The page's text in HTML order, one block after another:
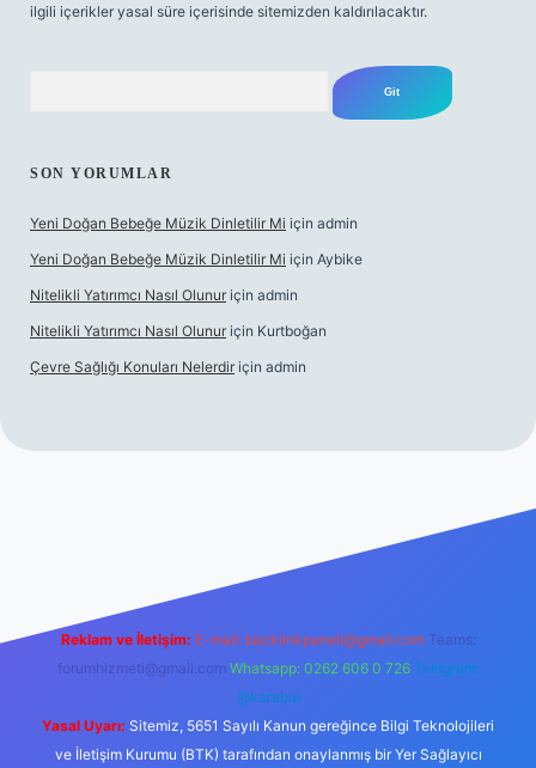
ilgili içerikler yasal süre içerisinde sitemizden kaldırılacaktır.
SON YORUMLAR
Yeni Doğan Bebeğe Müzik Dinletilir Mi için admin
Yeni Doğan Bebeğe Müzik Dinletilir Mi için Aybike
Nitelikli Yatırımcı Nasıl Olunur için admin
Nitelikli Yatırımcı Nasıl Olunur için Kurtboğan
Çevre Sağlığı Konuları Nelerdir için admin
Reklam ve İletişim: E-mail: backlinkpaneli@gmail.com Teams:
forumhizmeti@gmail.com Whatsapp: 0262 606 0 726 Telegram:
@karabul
Yasal Uyarı: Sitemiz, 5651 Sayılı Kanun gereğince Bilgi Teknolojileri
ve İletişim Kurumu (BTK) tarafından onaylanmış bir Yer Sağlayıcı